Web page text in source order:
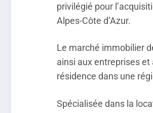
privilégié pour
Alpes-Côte d’Azur.
Le marché immobilier
ainsi aux entreprises
résidence dans une
Spécialisée dans la